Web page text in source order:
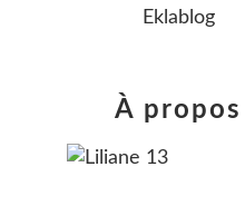
Eklablog
À propos